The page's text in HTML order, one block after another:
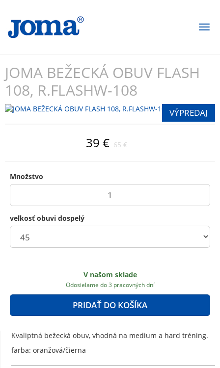
JOMA BEŽECKÁ OBUV FLASH
108, R.FLASHW-108
39 € 65 €
Množstvo
veľkosť obuvi dospelý
V našom sklade
Odosielame do 3 pracovných dní
PRIDAŤ DO KOŠÍKA
Kvaliptná bežecká obuv, vhodná na medium a hard tréning.
farba: oranžová/čierna